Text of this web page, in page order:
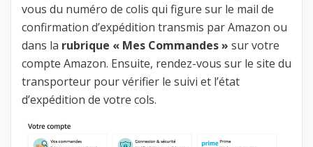
vous du numéro de colis qui figure sur le mail de
confirmation d’expédition transmis par Amazon ou
dans la rubrique « Mes Commandes » sur votre
compte Amazon. Ensuite, rendez-vous sur le site du
transporteur pour vérifier le suivi et l’état
d’expédition de votre cols.